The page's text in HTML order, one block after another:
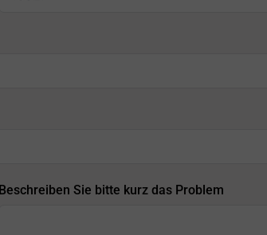
Beschreiben Sie bitte kurz das Problem